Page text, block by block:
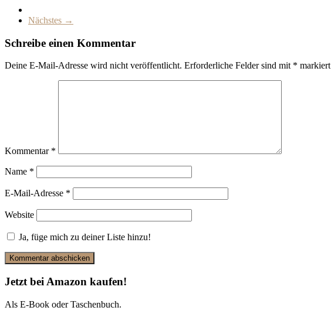
Nächstes →
Schreibe einen Kommentar
Deine E-Mail-Adresse wird nicht veröffentlicht. Erforderliche Felder sind mit * markiert
Kommentar *
Name *
E-Mail-Adresse *
Website
Ja, füge mich zu deiner Liste hinzu!
Jetzt bei Amazon kaufen!
Als E-Book oder Taschenbuch.